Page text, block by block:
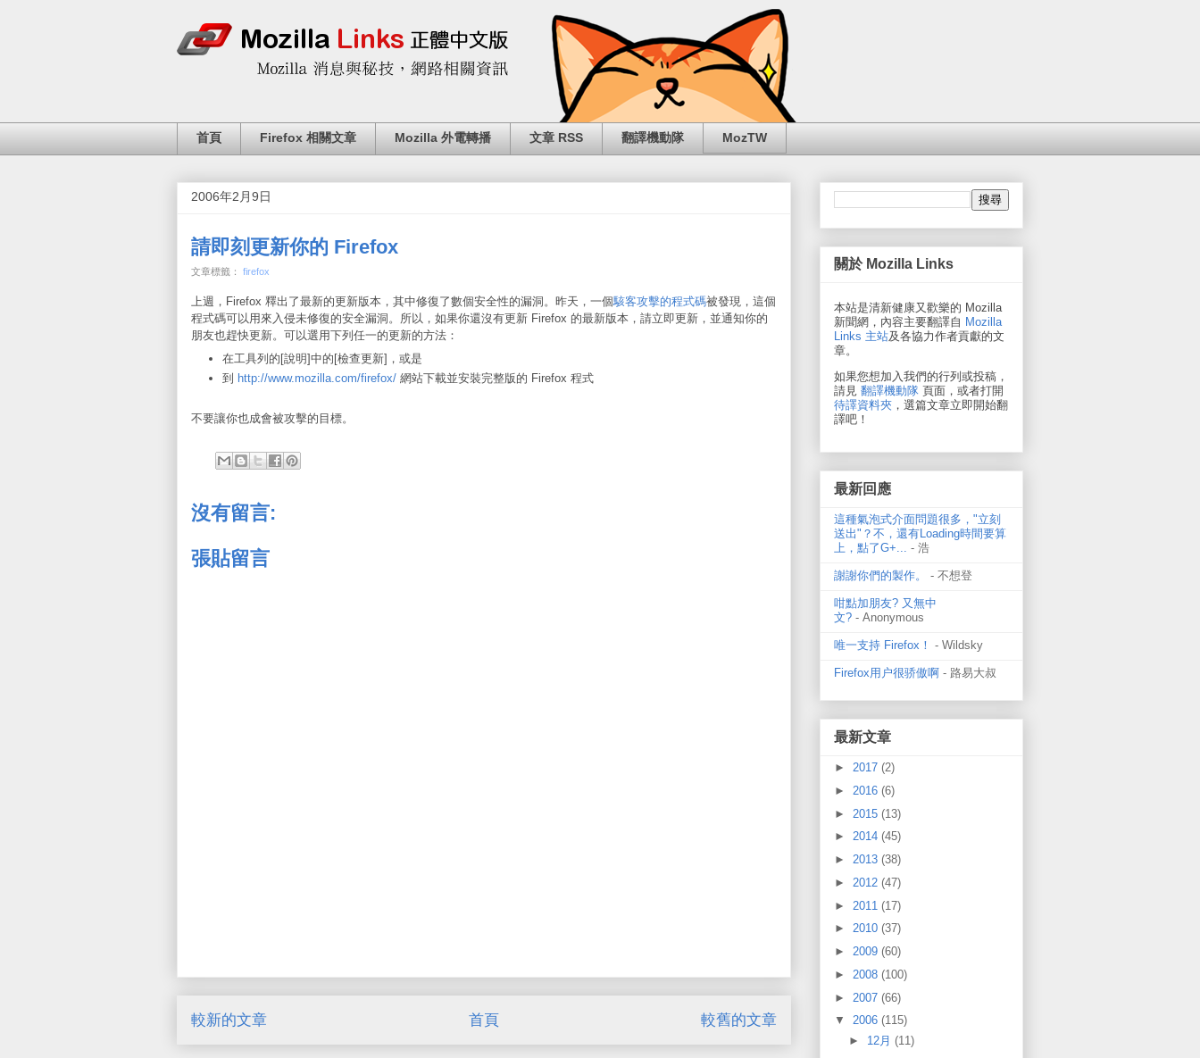
首頁 Firefox 相關文章 Mozilla 外電轉播 文章 RSS 翻譯機動隊 MozTW
2006年2月9日
請即刻更新你的 Firefox
文章標籤： firefox
上週，Firefox 釋出了最新的更新版本，其中修復了數個安全性的漏洞。昨天，一個駭客攻擊的程式碼被發現，這個
程式碼可以用來入侵未修復的安全漏洞。所以，如果你還沒有更新 Firefox 的最新版本，請立即更新，並通知你的
朋友也趕快更新。可以選用下列任一的更新的方法：
在工具列的[說明]中的[檢查更新]，或是
到
http://www.mozilla.com/firefox/ 網站下載並安裝完整版的 Firefox 程式
不要讓你也成會被攻擊的目標。
沒有留言:
張貼留言
較新的文章 較舊的文章
首頁
關於 Mozilla Links
本站是清新健康又歡樂的 Mozilla
新聞網，內容主要翻譯自 Mozilla
Links 主站及各協力作者貢獻的文
章。
如果您想加入我們的行列或投稿，
請見 翻譯機動隊 頁面，或者打開
待譯資料夾 ，選篇文章立即開始翻
譯吧！
最新回應
這種氣泡式介面問題很多，"立刻
送出"？不，還有Loading時間要算
上，點了G+... - 浩
謝謝你們的製作。 - 不想登
咁點加朋友? 又無中
文? - Anonymous
唯一支持 Firefox！ - Wildsky
Firefox用户很骄傲啊 - 路易大叔
最新文章
► 2017 (2)
► 2016 (6)
► 2015 (13)
► 2014 (45)
► 2013 (38)
► 2012 (47)
► 2011 (17)
► 2010 (37)
► 2009 (60)
► 2008 (100)
► 2007 (66)
▼ 2006 (115)
► 12月 (11)